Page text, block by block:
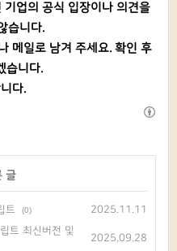
업의 공식 입장이나 의견을
습니다.
메일로 남겨 주세요. 확인 후
습니다.
다.
글
트 (0)
2025.11.11
트 최신버전 및
2025.09.28